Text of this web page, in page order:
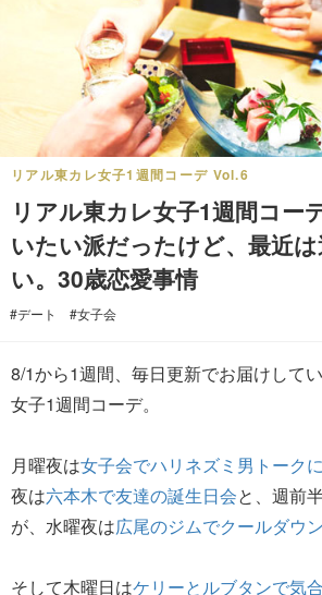
リアル東カレ女子1週間コーデ Vol.6
リアル東カレ女子1週間コー
いたい派だったけど、最近
い。30歳恋愛事情
#デート #女子会
8/1から1週間、毎日更新でお届けして
女子1週間コーデ。
月曜夜は女子会でハリネズミ男トーク
夜は六本木で友達の誕生日会と、週前
が、水曜夜は広尾のジムでクールダウン
そして木曜日はケリーとルブタンで気